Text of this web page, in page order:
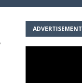
ADVERTISEMENT